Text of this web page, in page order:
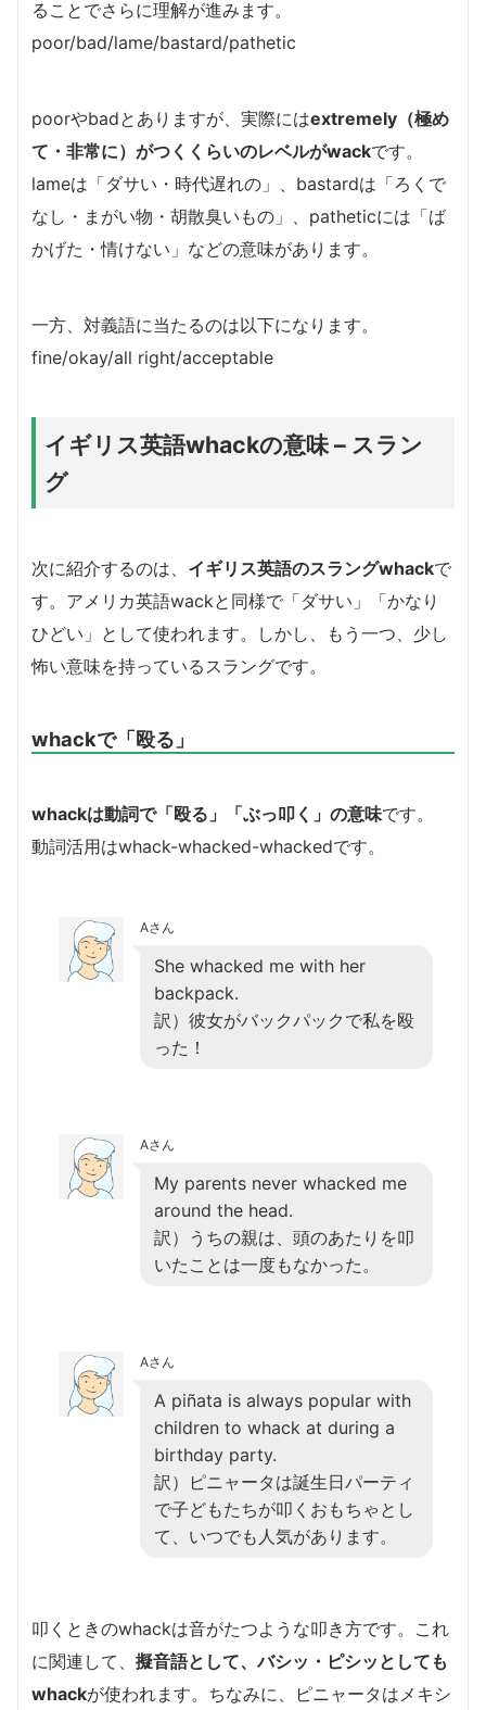
ることでさらに理解が進みます。
poor/bad/lame/bastard/pathetic
poorやbadとありますが、実際にはextremely（極め
て・非常に）がつくくらいのレベルがwackです。
lameは「ダサい・時代遅れの」、bastardは「ろくで
なし・まがい物・胡散臭いもの」、patheticには「ば
かげた・情けない」などの意味があります。
一方、対義語に当たるのは以下になります。
fine/okay/all right/acceptable
イギリス英語whackの意味 – スラン
グ
次に紹介するのは、 イギリス英語のスラングwhackで
す。アメリカ英語wackと同様で「ダサい」「かなり
ひどい」として使われます。しかし、もう一つ、少し
怖い意味を持っているスラングです。
whackで「殴る」
whackは動詞で「殴る」「ぶっ叩く」の意味です。
動詞活用はwhack-whacked-whackedです。
Aさん
She whacked me with her
backpack.
訳）彼女がバックパックで私を殴
った！
Aさん
My parents never whacked me
around the head.
訳）うちの親は、頭のあたりを叩
いたことは一度もなかった。
Aさん
A piñata is always popular with
children to whack at during a
birthday party.
訳）ピニャータは誕生日パーティ
で子どもたちが叩くおもちゃとし
て、いつでも人気があります。
叩くときのwhackは音がたつような叩き方です。これ
に関連して、 擬音語として、バシッ・ピシッとしても
whackが使われます。ちなみに、ピニャータはメキシ